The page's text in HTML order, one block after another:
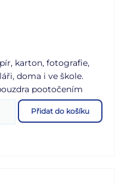
karton, fotografie,
doma i ve škole.
pootočením
a omyvatelné
a škodlivé látky.
Přidat do košíku